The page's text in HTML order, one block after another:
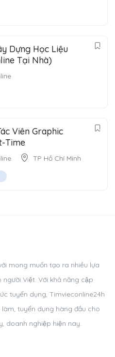
Dựng Học Liệu
Tại Nhà)
Viên Graphic
Time
TP Hồ Chí Minh
mong muốn tạo ra nhiều lựa
Việt. Với khả năng cập
tuyển dụng, Timvieconline24h
tuyển dụng hàng đầu cho
doanh nghiệp hiện nay.